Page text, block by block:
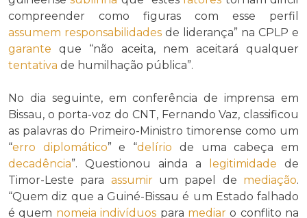
compreender como figuras com esse perfil
assumem responsabilidades de liderança” na CPLP e
garante que “não aceita, nem aceitará qualquer
tentativa de humilhação pública”.
No dia seguinte, em conferência de imprensa em
Bissau, o porta-voz do CNT, Fernando Vaz, classificou
as palavras do Primeiro-Ministro timorense como um
“erro diplomático” e “delírio de uma cabeça em
decadência”. Questionou ainda a legitimidade de
Timor-Leste para assumirum papel de mediação.
“Quem diz que a Guiné-Bissau é um Estado falhado
é quem nomeia indivíduos para mediaro conflito na